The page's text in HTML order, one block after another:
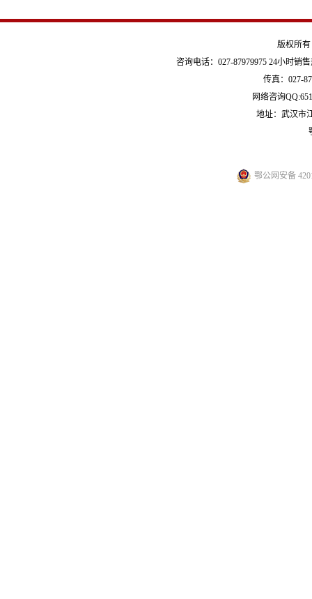
版权所
咨询电话：027-87979975 24小时销
传真：027-
网络咨询
地址：武汉市
鄂公网安备